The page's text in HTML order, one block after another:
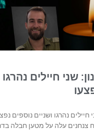
שני חיילים נהרגו
חיילים נהרגו ושניים נוספים
עלה על מטען חבלה